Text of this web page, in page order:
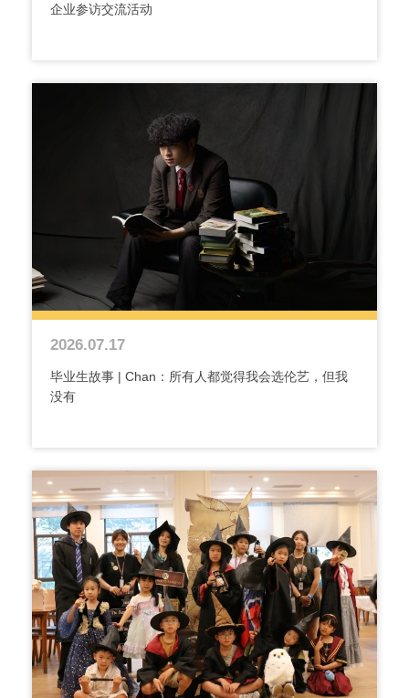
企业参访交流活动
2026.07.17
毕业生故事 | Chan：所有人都觉得我会选伦艺，但我
没有